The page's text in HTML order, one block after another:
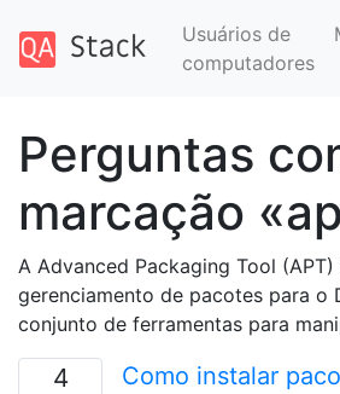
Usuários de
computadores
Perguntas
marcação
A Advanced Packaging Tool
gerenciamento de pacotes para o
conjunto de ferramentas para
4
Como instalar